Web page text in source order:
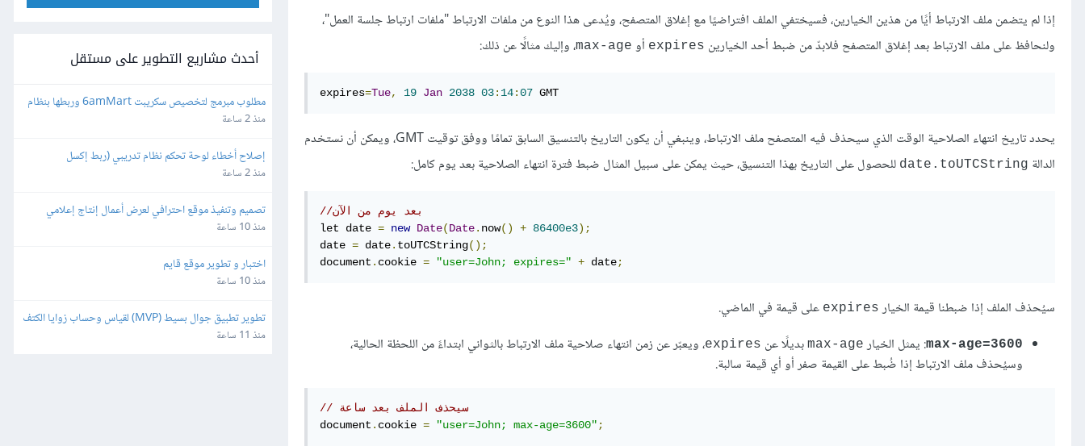
إذا لم يتضمن ملف الارتباط أيًا من هذين الخيارين، فسيختفي الملف افتراضيًا مع إغلاق المتصفح، ويُدعى هذا النوع من ملفات الارتباط "ملفات ارتباط جلسة العمل"،
ولنحافظ على ملف الارتباط بعد إغلاق المتصفح فلابدّ من ضبط أحد الخيارين expires أو max-age، وإليك مثالًا عن ذلك:
expires=Tue, 19 Jan 2038 03: 14:07 GMT
يحدد تاريخ انتهاء الصلاحية الوقت الذي سيحذف فيه المتصفح ملف الارتباط، وينبغي أن يكون التاريخ بالتنسيق السابق تمامًا ووفق توقيت GMT، ويمكن أن نستخدم
الدالة date.toUTCString للحصول على التاريخ بهذا التنسيق، حيث يمكن على سبيل المثال ضبط فترة انتهاء الصلاحية بعد يوم كامل:
//بعد يوم من الآن
let date = new Date(Date. now() + 86400e3);
date = date. toUTCString();
document . cookie = "user=John; expires=" + date;
سيُحذف الملف إذا ضبطنا قيمة الخيار expires على قيمة في الماضي.
max-age=3600: يمثل الخيار max-age بديلًا عن expires، ويعبّر عن زمن انتهاء صلاحية ملف الارتباط بالثواني ابتداءً من اللحظة الحالية،
وسيُحذف ملف الارتباط إذا ضُبط على القيمة صفر أو أي قيمة سالبة.
document . cookie = "user=John; max-age=3600" ;
أحدث مشاريع التطوير على مستقل
المحاسبة "دفترة" وبوابات الدفع في مصر
منذ 2 ساعة
وصلاحيات)
منذ 2 ساعة
تصميم وتنفيذ موقع احترافي لعرض أعمال إنتاج إعلامي
منذ 10 ساعة
اختبار و تطوير موقع قايم
منذ 10 ساعة
تطوير تطبيق جوال بسيط (MVP) لقياس وحساب زوايا الكتف
منذ 11 ساعة